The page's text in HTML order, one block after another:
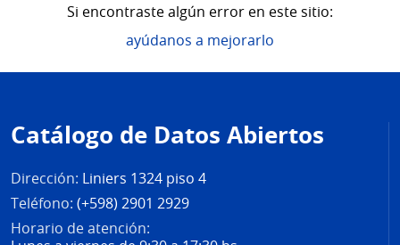
Si encontraste algún error en este sitio:
ayúdanos a mejorarlo
de
página
Catálogo de Datos Abiertos
Dirección: Liniers 1324 piso 4
Teléfono: (+598) 2901 2929
Horario de atención: